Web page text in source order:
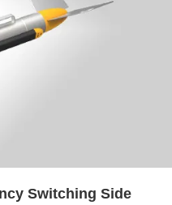
Switching Side